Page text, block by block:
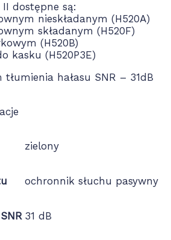
dostępne są:
nieskładanym (H520A)
składanym (H520F)
(H520B)
kasku (H520P3E)
hałasu SNR – 31dB
zielony
ochronnik słuchu pasywny
31 dB